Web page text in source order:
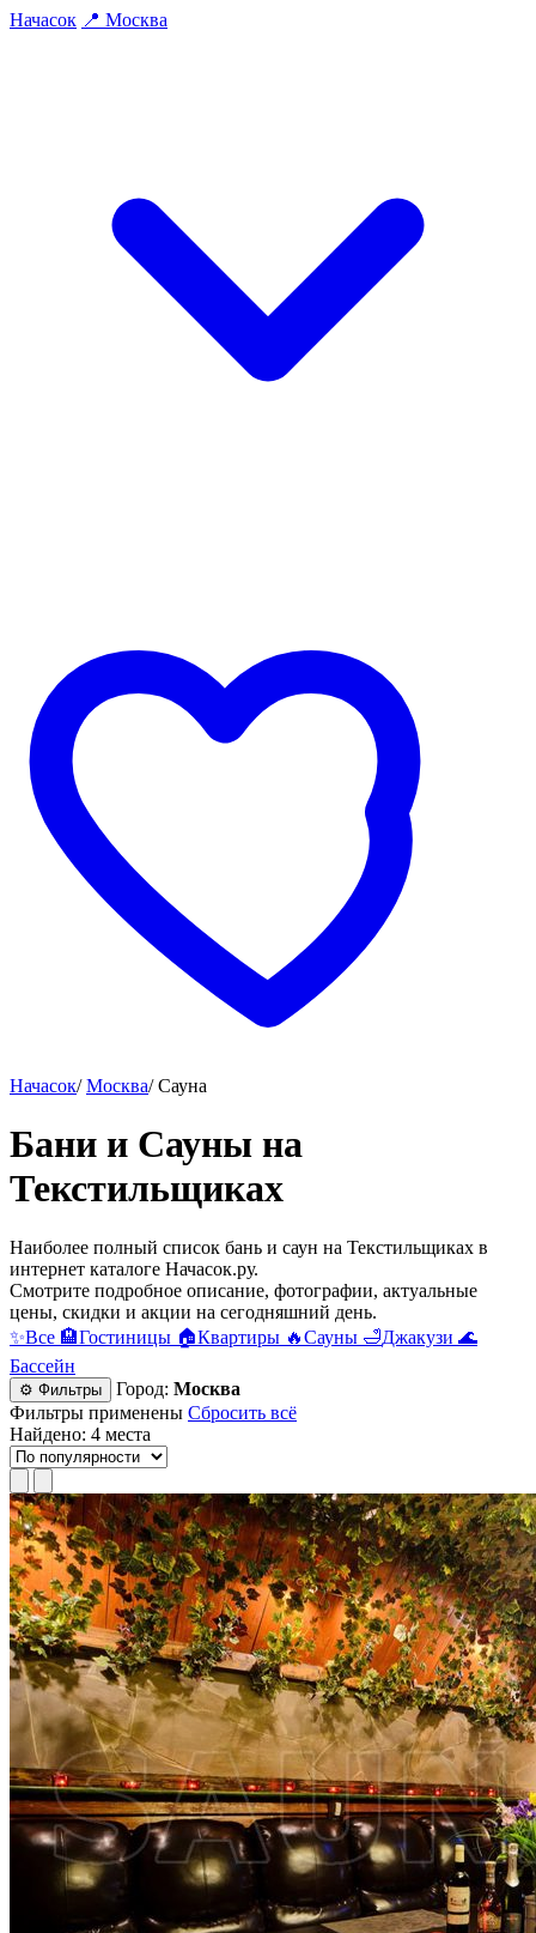
Начасок 📍 Москва
Начасок/ Москва/ Сауна
Бани и Сауны на
Текстильщиках
Наиболее полный список бань и саун на Текстильщиках в
интернет каталоге Начасок.ру.
Смотрите подробное описание, фотографии, актуальные
цены, скидки и акции на сегодняшний день.
✨Все 🏨Гостиницы 🏠Квартиры 🔥Сауны 🛁Джакузи 🌊
Бассейн
⚙ Фильтры Город: Москва
Фильтры применены Сбросить всё
Найдено: 4 места